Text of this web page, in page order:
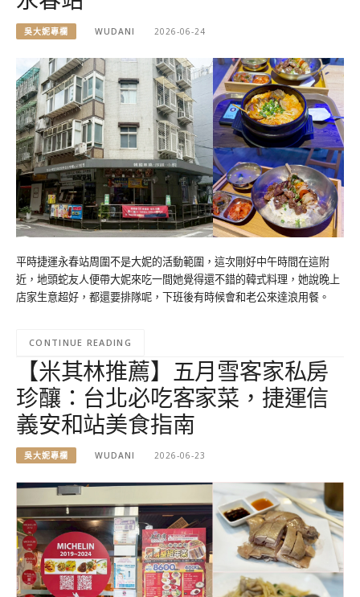
吳大妮專欄 WUDANI 2026-06-24
平時捷運永春站周圍不是大妮的活動範圍，這次剛好中午時間在這附
近，地頭蛇友人便帶大妮來吃一間她覺得還不錯的韓式料理，她說晚上
店家生意超好，都還要排隊呢，下班後有時候會和老公來達浪用餐。
CONTINUE READING
【米其林推薦】五月雪客家私房
珍釀：台北必吃客家菜，捷運信
義安和站美食指南
吳大妮專欄 WUDANI 2026-06-23